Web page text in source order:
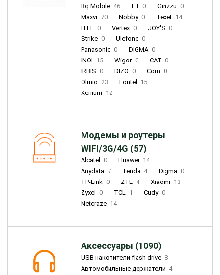
Bq Mobile 46 F+ 0 Ginzzu 0
Maxvi 70 Nobby 0 Texet 14
ITEL 0 Vertex 0 JOY'S 0
Strike 0 Ulefone 0
Panasonic 0 DIGMA 0
INOI 15 Wigor 0 CAT 0
IRBIS 0 DIZO 0 Corn 0
Olmio 23 Fontel
15
Xenium 12
Модемы и роутеры
WIFI/3G/4G (57)
Alcatel 0 Huawei 14
Anydata 7 Tenda 4 Digma 0
TP-Link 0 ZTE 4 Xiaomi 13
Zyxel
0 TCL 1 Cudy 0
Netcraze 14
Аксессуары (1090)
USB накопители flash drive 8
Автомобильные держатели 4